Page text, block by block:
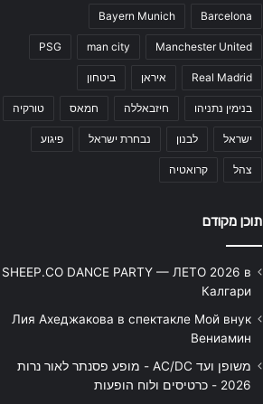
Barcelona
Bayern Munich
Manchester United
man city
PSG
Real Madrid איראן ביטחון
בנימין נתניהו חיזבאללה חמאס טורקיה
ישראל לבנון נבחרת ישראל פיגוע
צהל קרואטיה
תוכן מקודם
SHEEP.CO DANCE PARTY — ЛЕТО 2026 в
Калгари
Лия Ахеджакова в спектакле Мой внук
Вениамин
משופן ועד AC/DC - מופע פסנתר לאור נרות
2026 - כרטיסים ולוח הופעות